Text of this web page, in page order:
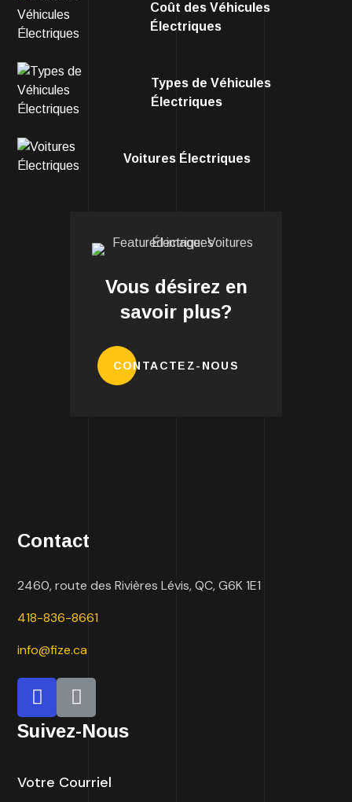
Coût des Véhicules
Électriques
Types de Véhicules
Électriques
Voitures Électriques
Vous désirez en
savoir plus?
CONTACTEZ-NOUS
Contact
2460, route des RivièresLévis, QC, G6K 1E1
418-836-8661
info@fize.ca
Suivez-Nous